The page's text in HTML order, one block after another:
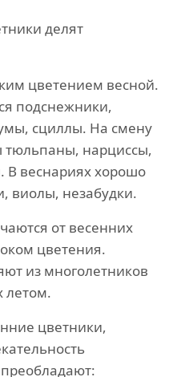
делят
цветением весной.
подснежники,
сциллы. На смену
тюльпаны, нарциссы,
В веснариях хорошо
виолы, незабудки.
от весенних
цветения.
из многолетников
летом.
цветники,